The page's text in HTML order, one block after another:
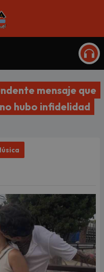
mensaje que
hubo infidelidad